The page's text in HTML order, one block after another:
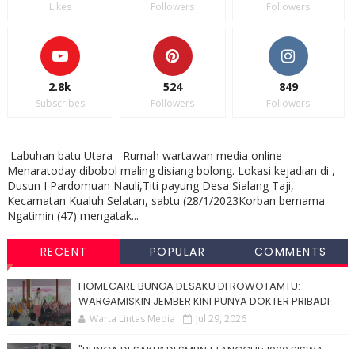
Likes Followers Followers
2.8k
Subscribes
524
Followers
849
Followers
Labuhan batu Utara - Rumah wartawan media online
Menaratoday dibobol maling disiang bolong. Lokasi kejadian di ,
Dusun I Pardomuan Nauli,Titi payung Desa Sialang Taji,
Kecamatan Kualuh Selatan, sabtu (28/1/2023Korban bernama
Ngatimin (47) mengatak...
RECENT POPULAR COMMENTS
HOMECARE BUNGA DESAKU DI ROWOTAMTU:
WARGAMISKIN JEMBER KINI PUNYA DOKTER PRIBADI
Warta Lintas Media Jul 29, 2026